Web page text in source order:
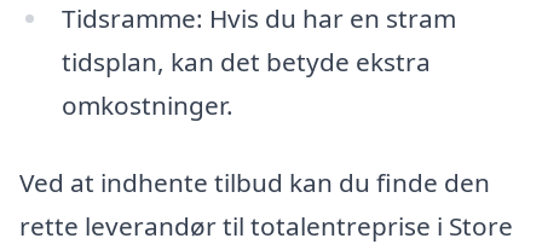
Tidsramme: Hvis du har en stram
tidsplan, kan det betyde ekstra
omkostninger.
Ved at indhente tilbud kan du finde den
rette leverandør til totalentreprise i Store